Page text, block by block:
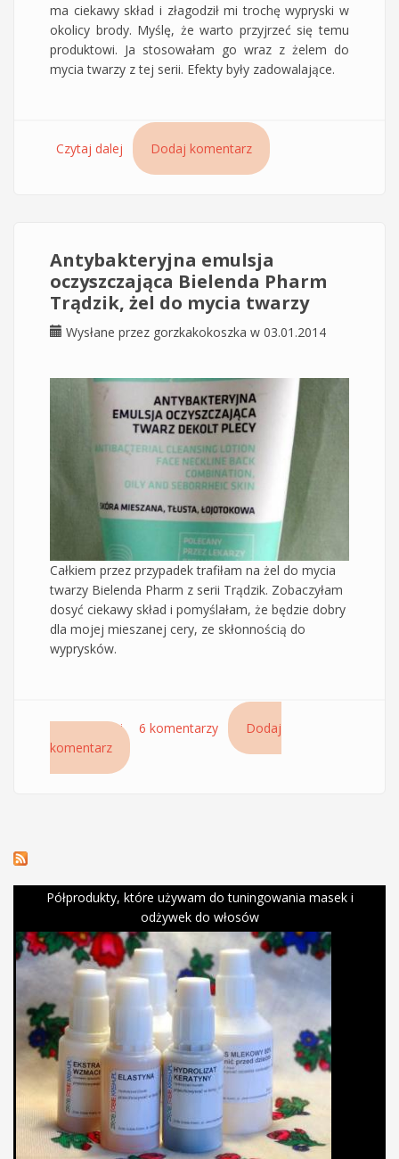
ma ciekawy skład i złagodził mi trochę wypryski w
okolicy brody. Myślę, że warto przyjrzeć się temu
produktowi. Ja stosowałam go wraz z żelem do
mycia twarzy z tej serii. Efekty były zadowalające.
Czytaj dalej wpis Antybakteryjny tonik normalizujący
Bielenda Pharm Trądzik
Dodaj komentarz
Antybakteryjna emulsja
oczyszczająca Bielenda Pharm
Trądzik, żel do mycia twarzy
Wysłane przez gorzkakokoszka w 03.01.2014
Całkiem przez przypadek trafiłam na żel do mycia
twarzy Bielenda Pharm z serii Trądzik. Zobaczyłam
dosyć ciekawy skład i pomyślałam, że będzie dobry
dla mojej mieszanej cery, ze skłonnością do
wyprysków.
Czytaj dalejwpis Antybakteryjna emulsja oczyszczająca
Bielenda Pharm Trądzik, żel do mycia twarzy
6 komentarzy
Dodaj
komentarz
Półprodukty, które używam do tuningowania masek i
odżywek do włosów